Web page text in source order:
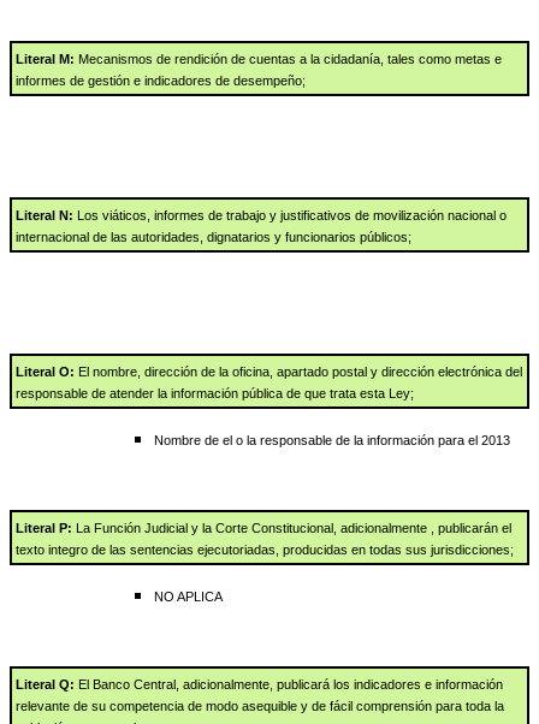
Literal M: Mecanismos de rendición de cuentas a la cidadanía, tales como metas e
informes de gestión e indicadores de desempeño;
Literal N: Los viáticos, informes de trabajo y justificativos de movilización nacional o
internacional de las autoridades, dignatarios y funcionarios públicos;
Literal O: El nombre, dirección de la oficina, apartado postal y dirección electrónica del
responsable de atender la información pública de que trata esta Ley;
Nombre de el o la responsable de la información para el 2013
Literal P: La Función Judicial y la Corte Constitucional, adicionalmente , publicarán el
texto integro de las sentencias ejecutoriadas, producidas en todas sus jurisdicciones;
NO APLICA
Literal Q: El Banco Central, adicionalmente, publicará los indicadores e información
relevante de su competencia de modo asequible y de fácil comprensión para toda la